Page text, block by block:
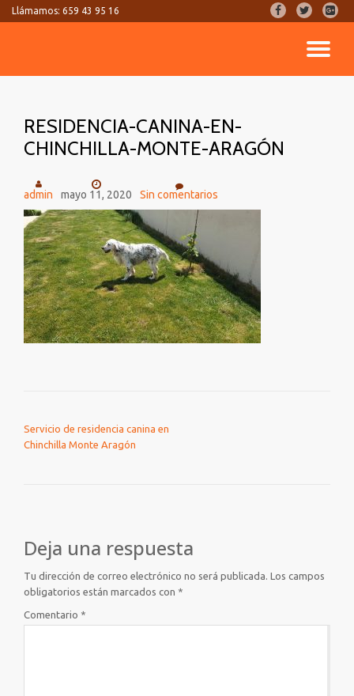
Llámamos: 659 43 95 16
fa-
facebook
fa-
twitter
fa-
plus-
square
RESIDENCIA-CANINA-EN-
CHINCHILLA-MONTE-ARAGÓN
admin mayo 11, 2020 Sin comentarios
Servicio de residencia canina en
Chinchilla Monte Aragón
Deja una respuesta
Tu dirección de correo electrónico no será publicada. Los campos
obligatorios están marcados con *
Comentario *